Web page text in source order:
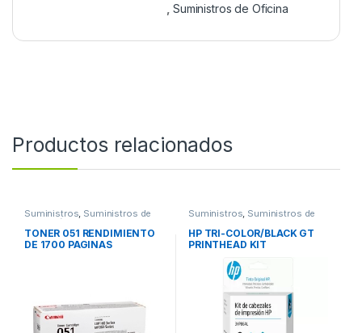
Suministros de Oficina
Productos relacionados
Suministros Suministros de
Impresión
TONER 051 RENDIMIENTO
DE 1700 PAGINAS
Suministros Suministros de
HP TRI-COLOR/BLACK GT
PRINTHEAD KIT